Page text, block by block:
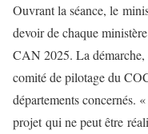
Ouvrant la séance, le
devoir de chaque
CAN 2025. La démarche,
comité de pilotage du
départements concernés.
projet qui ne peut être